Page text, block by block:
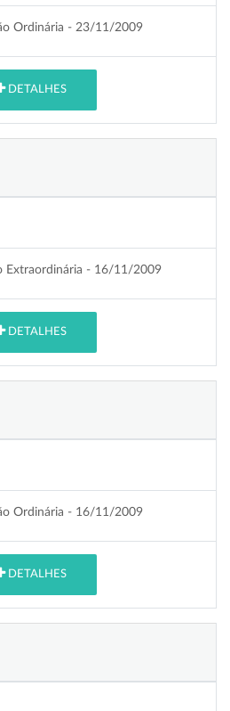
Ordinária - 23/11/2009
DETALHES
Extraordinária - 16/11/2009
DETALHES
Ordinária - 16/11/2009
DETALHES